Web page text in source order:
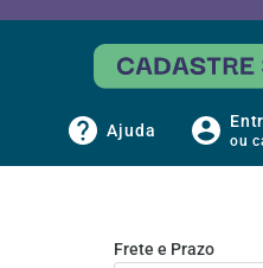
Ajuda
ou
Frete e Prazo